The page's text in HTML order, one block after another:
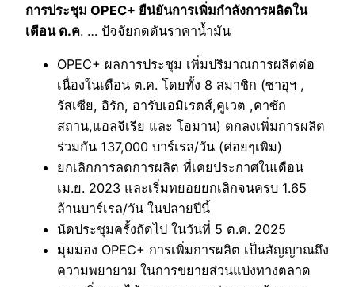
การประชุม OPEC+ ยืน่ยันการเพิ่มกำลังการผลิตใน
เดือน ต.ค. … ปัจจัยกดดันราคาน้ำมัน
OPEC+ ผลการประชุม เพิ่มปริมาณการผลิตต่อ
เนื่องในเดือน ต.ค. โดยทั้ง 8 สมาชิก (ซาอุฯ ,
รัสเซีย, อิรัก, อารับเอมิเรตส์,คูเวต ,คาซัก
สถาน,แอลจีเรีย และ โอมาน) ตกลงเพิ่มการผลิต
ร่วมกัน 137,000 บาร์เรล/วัน (ค่อยๆเพิม)
ยกเลิกการลดการผลิต ที่เคยประกาศในเดือน
เม.ย. 2023 และเริ่มทยอยยกเลิกจนครบ 1.65
ล้านบาร์เรล/วัน ในปลายปีนี้
นัดประชุมครั้งถัดไป ในวันที่ 5 ต.ค. 2025
มุมมอง OPEC+ การเพิ่มการผลิต เป็นสัญญาณถึง
ความพยายาม ในการขยายส่วนแบ่งทางตลาด